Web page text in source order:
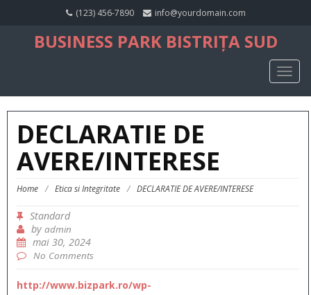
(123) 456-7890 info@yourdomain.com
BUSINESS PARK BISTRIȚA SUD
DECLARATIE DE
AVERE/INTERESE
Home / Etica si Integritate / DECLARATIE DE AVERE/INTERESE
Standard
by admin
mai 30, 2024
No Comments
http://www.bizpark.ro/wp-